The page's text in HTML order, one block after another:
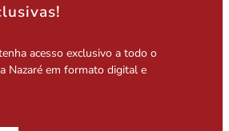
acesso exclusivo a todo o
Nazaré em formato digital e